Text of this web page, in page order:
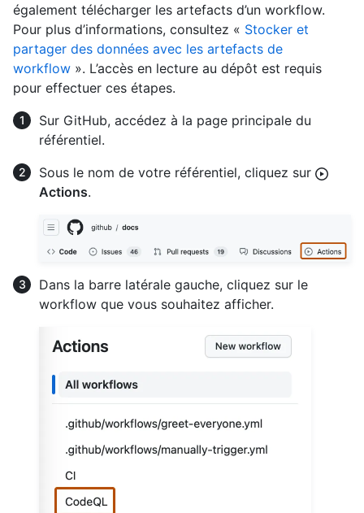
également télécharger les artefacts d’un workflow.
Pour plus d’informations, consultez « Stocker et
partager des données avec les artefacts de
workflow ». L’accès en lecture au dépôt est requis
pour effectuer ces étapes.
Sur GitHub, accédez à la page principale du
référentiel.
Sous le nom de votre référentiel, cliquez sur
Actions.
Dans la barre latérale gauche, cliquez sur le
workflow que vous souhaitez afficher.